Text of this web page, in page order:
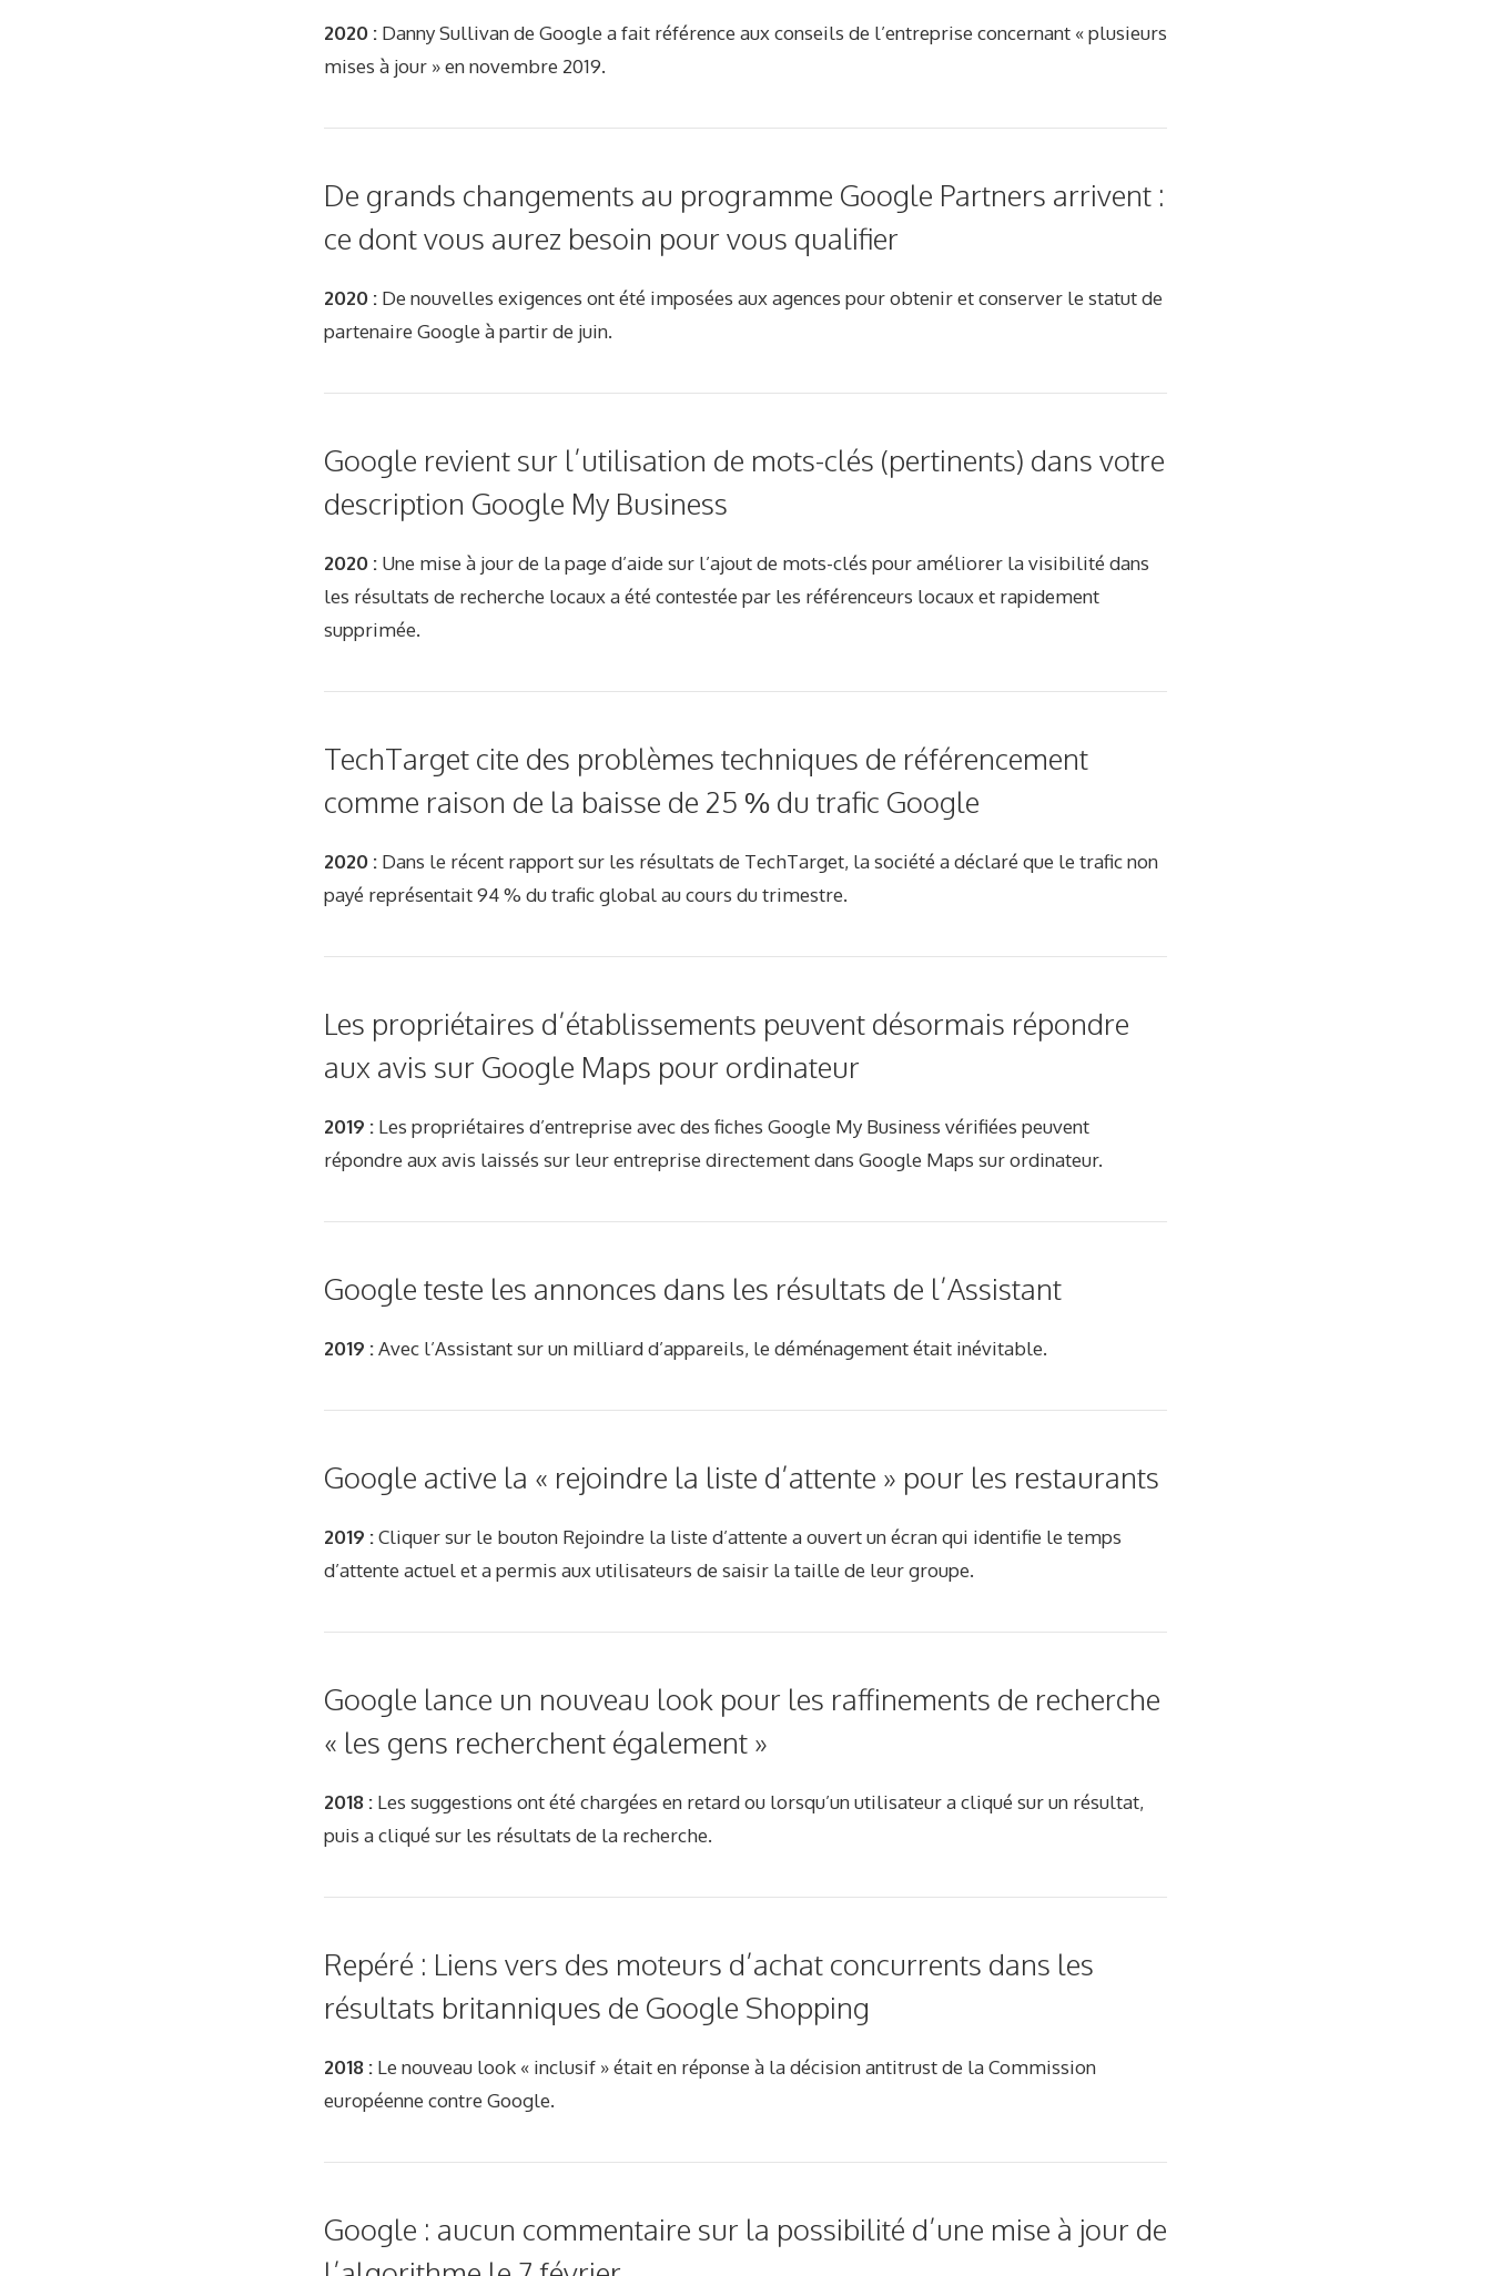
2020 : Danny Sullivan de Google a fait référence aux conseils de l’entreprise concernant « plusieurs
mises à jour » en novembre 2019.
De grands changements au programme Google Partners arrivent :
ce dont vous aurez besoin pour vous qualifier
2020 : De nouvelles exigences ont été imposées aux agences pour obtenir et conserver le statut de
partenaire Google à partir de juin.
Google revient sur l’utilisation de mots-clés (pertinents) dans votre
description Google My Business
2020 : Une mise à jour de la page d’aide sur l’ajout de mots-clés pour améliorer la visibilité dans
les résultats de recherche locaux a été contestée par les référenceurs locaux et rapidement
supprimée.
TechTarget cite des problèmes techniques de référencement
comme raison de la baisse de 25 % du trafic Google
2020 : Dans le récent rapport sur les résultats de TechTarget, la société a déclaré que le trafic non
payé représentait 94 % du trafic global au cours du trimestre.
Les propriétaires d’établissements peuvent désormais répondre
aux avis sur Google Maps pour ordinateur
2019 : Les propriétaires d’entreprise avec des fiches Google My Business vérifiées peuvent
répondre aux avis laissés sur leur entreprise directement dans Google Maps sur ordinateur.
Google teste les annonces dans les résultats de l’Assistant
2019 :Avec l’Assistant sur un milliard d’appareils, le déménagement était inévitable.
Google active la « rejoindre la liste d’attente » pour les restaurants
2019 :Cliquer sur le bouton Rejoindre la liste d’attente a ouvert un écran qui identifie le temps
d’attente actuel et a permis aux utilisateurs de saisir la taille de leur groupe.
Google lance un nouveau look pour les raffinements de recherche
« les gens recherchent également »
2018 : Les suggestions ont été chargées en retard ou lorsqu’un utilisateur a cliqué sur un résultat,
puis a cliqué sur les résultats de la recherche.
Repéré : Liens vers des moteurs d’achat concurrents dans les
résultats britanniques de Google Shopping
2018 : Le nouveau look « inclusif » était en réponse à la décision antitrust de la Commission
européenne contre Google.
Google : aucun commentaire sur la possibilité d’une mise à jour de